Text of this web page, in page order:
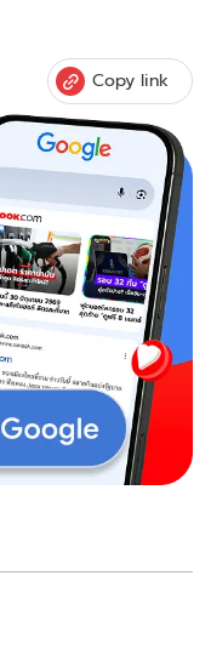
Copy link